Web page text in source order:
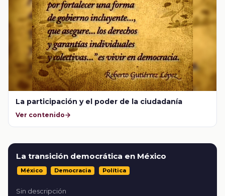
La participación y el poder de la ciudadanía
Ver contenido
La transición democrática en México
México Democracia Política
Sin descripción